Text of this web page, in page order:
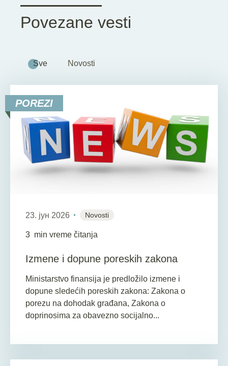
Povezane vesti
Sve Novosti
POREZI
23. јун 2026 Novosti
3 min vreme čitanja
Izmene i dopune poreskih zakona
Ministarstvo finansija je predložilo izmene i
dopune sledećih poreskih zakona: Zakona o
porezu na dohodak građana, Zakona o
doprinosima za obavezno socijalno...